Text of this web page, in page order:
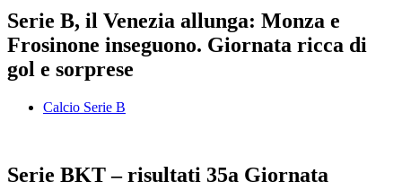
Serie B, il Venezia allunga: Monza e
Frosinone inseguono. Giornata ricca di
gol e sorprese
Calcio Serie B
Serie BKT – risultati 35a Giornata